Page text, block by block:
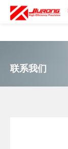
明屏的应用领域解析
联系我们